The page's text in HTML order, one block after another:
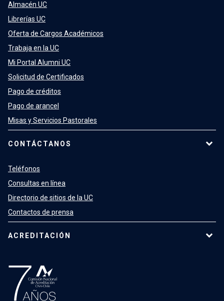
Almacén UC
Librerías UC
Oferta de Cargos Académicos
Trabaja en la UC
Mi Portal Alumni UC
Solicitud de Certificados
Pago de créditos
Pago de arancel
Misas y Servicios Pastorales
CONTÁCTANOS
Teléfonos
Consultas en línea
Directorio de sitios de la UC
Contactos de prensa
ACREDITACIÓN